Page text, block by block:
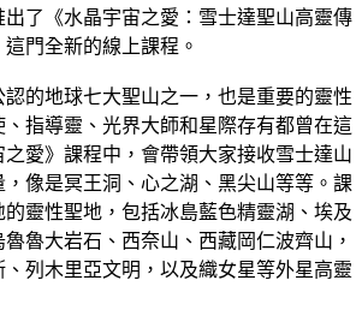
了《水晶宇宙之愛：雪士達聖山高靈傳
門全新的線上課程。
的地球七大聖山之一，也是重要的靈性
指導靈、光界大師和星際存有都曾在這
愛》課程中，會帶領大家接收雪士達山
像是冥王洞、心之湖、黑尖山等等。課
靈性聖地，包括冰島藍色精靈湖、埃及
魯大岩石、西奈山、西藏岡仁波齊山，
列木里亞文明，以及織女星等外星高靈